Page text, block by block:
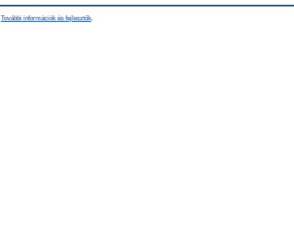
További információk és fejlesztők